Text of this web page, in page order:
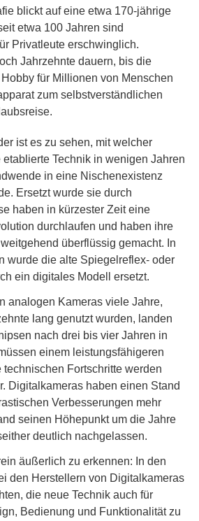
blickt auf eine etwa 170-jährige
etwa 100 Jahren sind
Privatleute erschwinglich.
Jahrzehnte dauern, bis die
für Millionen von Menschen
zum selbstverständlichen
ist es zu sehen, mit welcher
Technik in wenigen Jahren
in eine Nischenexistenz
Ersetzt wurde sie durch
haben in kürzester Zeit eine
durchlaufen und haben ihre
überflüssig gemacht. In
wurde die alte Spiegelreflex- oder
ein digitales Modell ersetzt.
analogen Kameras viele Jahre,
lang genutzt wurden, landen
nach drei bis vier Jahren in
einem leistungsfähigeren
Fortschritte werden
Digitalkameras haben einen Stand
Verbesserungen mehr
seinen Höhepunkt um die Jahre
deutlich nachgelassen.
äußerlich zu erkennen: In den
den Herstellern von Digitalkameras
die neue Technik auch für
Bedienung und Funktionalität zu